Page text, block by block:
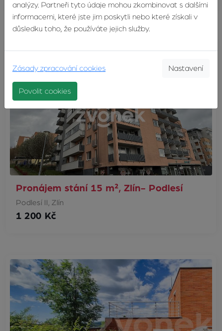
Pronájem stání 15 m², Zlín- Podlesí
Podlesí II, Zlín
1 200 Kč
analýzy. Partneři tyto údaje mohou zkombinovat s dalšími
informacemi, které jste jim poskytli nebo které získali v
důsledku toho, že používáte jejich služby.
Zásady zpracování cookies Nastavení
Povolit cookies